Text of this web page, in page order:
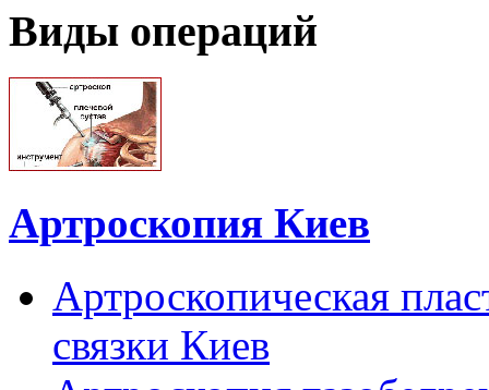
Виды операций
Артроскопия Киев
Артроскопическая
связки Киев